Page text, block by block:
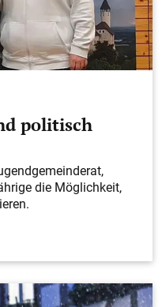
politisch
die Möglichkeit,